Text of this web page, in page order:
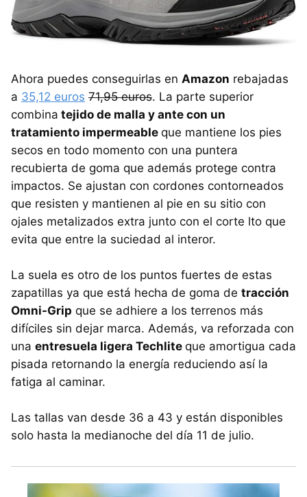
Ahora puedes conseguirlas en Amazon rebajadas
a 35,12 euros 71,95 euros. La parte superior
combina tejido de malla y ante con un
tratamiento impermeable que mantiene los pies
secos en todo momento con una puntera
recubierta de goma que además protege contra
impactos. Se ajustan con cordones contorneados
que resisten y mantienen al pie en su sitio con
ojales metalizados extra junto con el corte lto que
evita que entre la suciedad al interor.
La suela es otro de los puntos fuertes de estas
zapatillas ya que está hecha de goma de tracción
Omni-Grip que se adhiere a los terrenos más
difíciles sin dejar marca. Además, va reforzada con
una entresuela ligera Techlite que amortigua cada
pisada retornando la energía reduciendo así la
fatiga al caminar.
Las tallas van desde 36 a 43 y están disponibles
solo hasta la medianoche del día 11 de julio.